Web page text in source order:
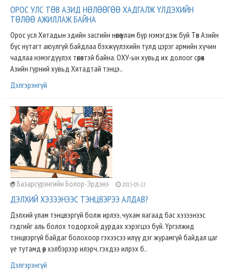
ОРОС УЛС ТӨВ АЗИД НӨЛӨӨГӨӨ ХАДГАЛЖ ҮЛДЭХИЙН
ТӨЛӨӨ АЖИЛЛАЖ БАЙНА
Орос усл Хятадын эдийн засгийн нөлөө улам бүр нэмэгдэж буй Төв Азийн
бүс нутагт аюулгүй байдлаа бэхжүүлэхийн тулд цэрэг армийн хүчин
чадлаа нэмэгдүүлэх төлөвтэй байна. ОХУ-ын хувьд их долоог сөрөх
Азийн гүрний хувьд Хятадтай тэнцэ..
Дэлгэрэнгүй
Базарсүрэнгийн Болор-Эрдэнэ 2015-05-22
ДЭЛХИЙ ХЭЗЭЭНЭЭС ТЭНЦВЭРЭЭ АЛДАВ?
Дэлхий улам тэнцвэргүй болж ирлээ, чухам яагаад бас хэзээнээс
гэдгийг аль болох тодорхой дурдах хэрэгцээ буй. Үргэлжид
тэнцвэргүй байдаг болохоор гэхээсээ илүү дэг журамгүй байдал цаг
үе тутамд өөр хэлбэрээр илэрч, гэхдээ илрэх б..
Дэлгэрэнгүй